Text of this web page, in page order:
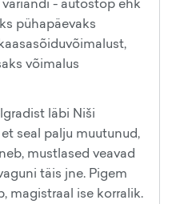
pühapäevaks
võimalus
läbi Niši
seal palju muutunud,
mustlased veavad
täis jne. Pigem
magistraal ise korralik.